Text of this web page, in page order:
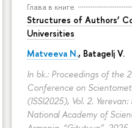
Глава в книге
Structures of Authors’
Universities
Matveeva N., Batagelj V.
In bk.: Proceedings of the
Conference on
(ISSI2025), Vol. 2.
National Academy of